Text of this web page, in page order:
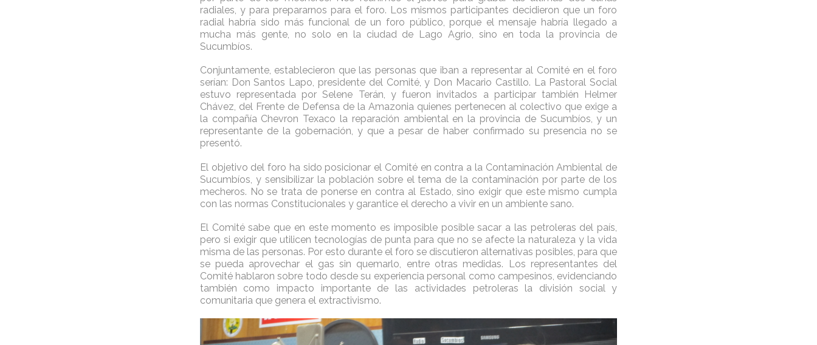
radiales, y para prepararnos para el foro. Los mismos participantes decidieron que un foro
radial habría sido más funcional de un foro público, porque el mensaje habría llegado a
mucha más gente, no solo en la ciudad de Lago Agrio, sino en toda la provincia de
Sucumbíos.
Conjuntamente, establecieron que las personas que iban a representar al Comité en el foro
serían: Don Santos Lapo, presidente del Comité, y Don Macario Castillo. La Pastoral Social
estuvo representada por Selene Terán, y fueron invitados a participar también Helmer
Chávez, del Frente de Defensa de la Amazonia quienes pertenecen al colectivo que exige a
la compañía Chevron Texaco la reparación ambiental en la provincia de Sucumbíos, y un
representante de la gobernación, y que a pesar de haber confirmado su presencia no se
presentó.
El objetivo del foro ha sido posicionar el Comité en contra a la Contaminación Ambiental de
Sucumbíos, y sensibilizar la población sobre el tema de la contaminación por parte de los
mecheros. No se trata de ponerse en contra al Estado, sino exigir que este mismo cumpla
con las normas Constitucionales y garantice el derecho a vivir en un ambiente sano.
El Comité sabe que en este momento es imposible posible sacar a las petroleras del país,
pero si exigir que utilicen tecnologías de punta para que no se afecte la naturaleza y la vida
misma de las personas. Por esto durante el foro se discutieron alternativas posibles, para que
se pueda aprovechar el gas sin quemarlo, entre otras medidas. Los representantes del
Comité hablaron sobre todo desde su experiencia personal como campesinos, evidenciando
también como impacto importante de las actividades petroleras la división social y
comunitaria que genera el extractivismo.